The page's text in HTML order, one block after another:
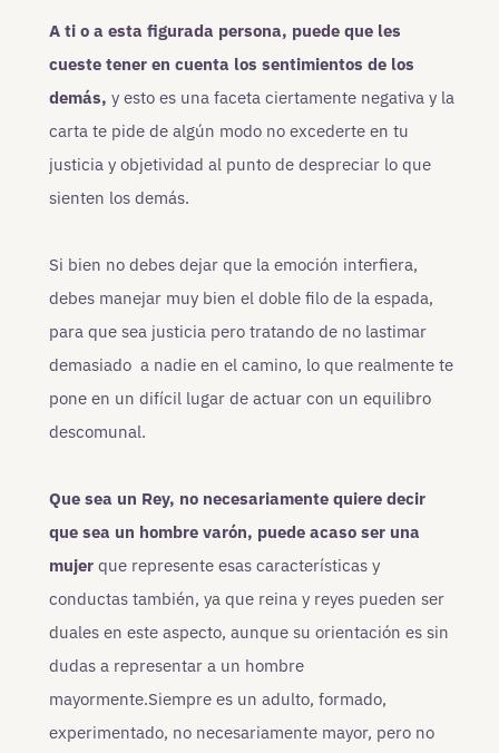
A ti o a esta figurada persona, puede que les
cueste tener en cuenta los sentimientos de los
demás, y esto es una faceta ciertamente negativa y la
carta te pide de algún modo no excederte en tu
justicia y objetividad al punto de despreciar lo que
sienten los demás.
Si bien no debes dejar que la emoción interfiera,
debes manejar muy bien el doble filo de la espada,
para que sea justicia pero tratando de no lastimar
demasiado a nadie en el camino, lo que realmente te
pone en un difícil lugar de actuar con un equilibro
descomunal.
Que sea un Rey, no necesariamente quiere decir
que sea un hombre varón, puede acaso ser una
mujer que represente esas características y
conductas también, ya que reina y reyes pueden ser
duales en este aspecto, aunque su orientación es sin
dudas a representar a un hombre
mayormente.Siempre es un adulto, formado,
experimentado, no necesariamente mayor, pero no